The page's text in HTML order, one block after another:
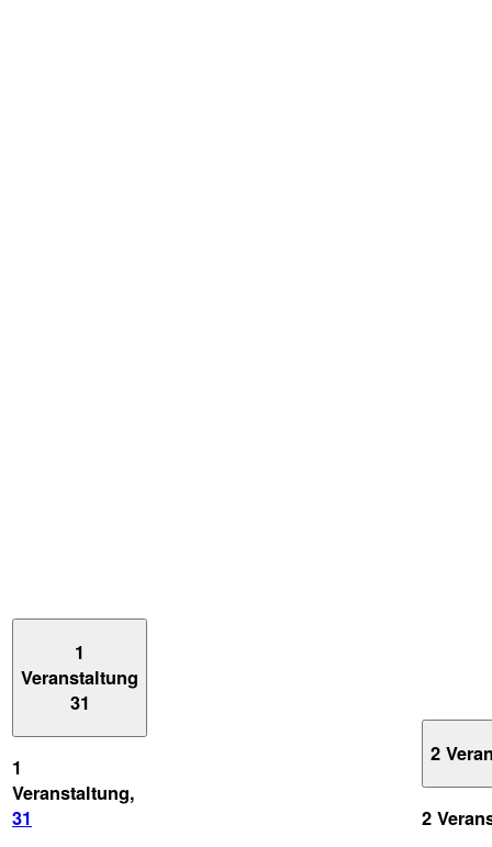
1
Veranstaltung
31
1
Veranstaltung,
31
2
2